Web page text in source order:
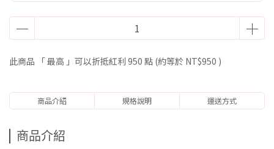
此商品 「 最高 」可以折抵紅利 950 點 (約等於 NT$950 )
商品介紹 規格說明 運送方式
商品介紹